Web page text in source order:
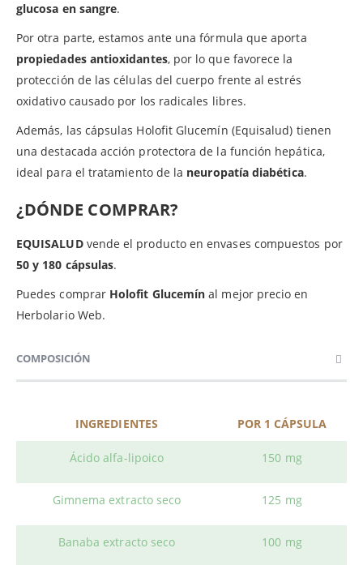
glucosa en sangre.
Por otra parte, estamos ante una fórmula que aporta
propiedades antioxidantes, por lo que favorece la
protección de las células del cuerpo frente al estrés
oxidativo causado por los radicales libres.
Además, las cápsulas Holofit Glucemín (Equisalud) tienen
una destacada acción protectora de la función hepática,
ideal para el tratamiento de la neuropatía diabética.
¿DÓNDE COMPRAR?
EQUISALUD vende el producto en envases compuestos por
50 y 180 cápsulas.
Puedes comprar Holofit Glucemínal mejor precio en
Herbolario Web.
COMPOSICIÓN
INGREDIENTES POR 1 CÁPSULA
Ácido alfa-lipoico 150 mg
Gimnema extracto seco 125 mg
Banaba extracto seco 100 mg